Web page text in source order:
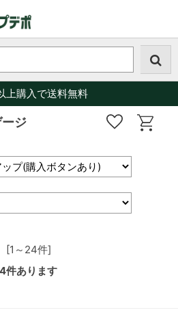
上購入で送料無料
ジ
[1～24件]
件あります